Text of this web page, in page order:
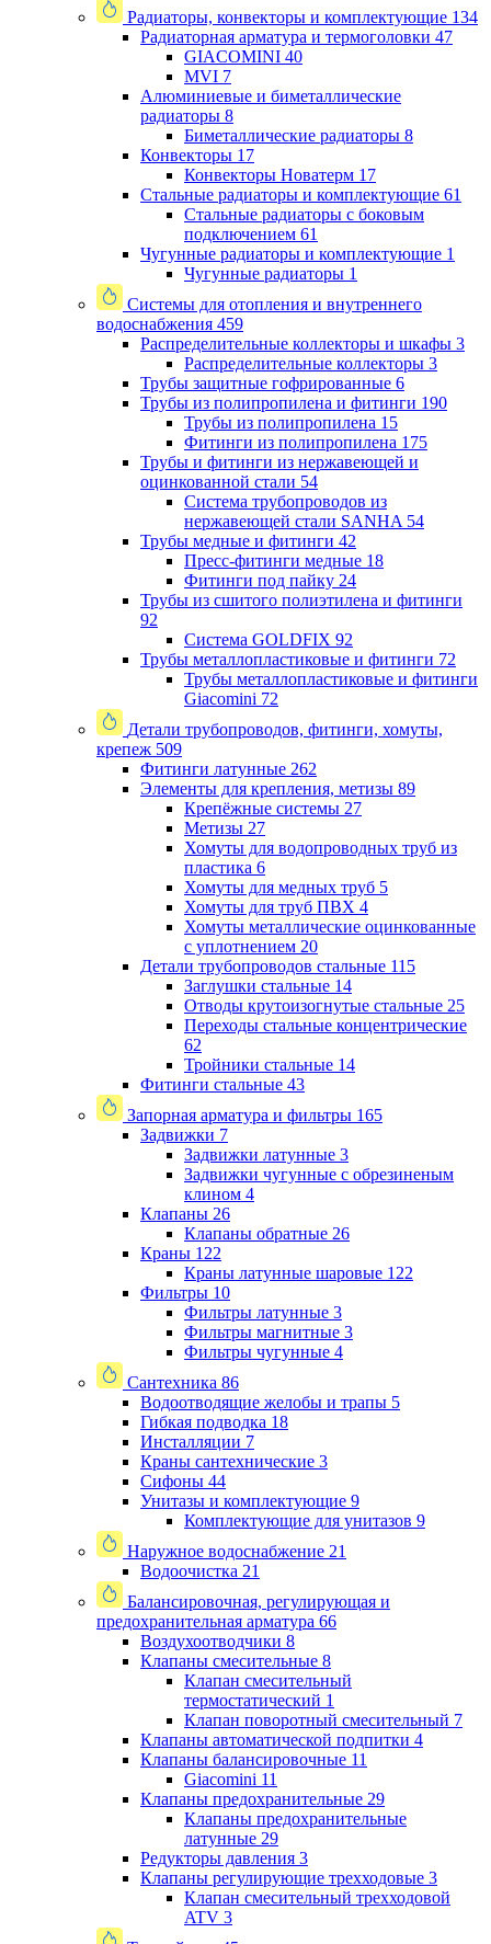
Радиаторы, конвекторы и комплектующие 134
Радиаторная арматура и термоголовки 47
GIACOMINI 40
MVI 7
Алюминиевые и биметаллические
радиаторы 8
Биметаллические радиаторы 8
Конвекторы 17
Конвекторы Новатерм 17
Стальные радиаторы и комплектующие 61
Стальные радиаторы с боковым
подключением 61
Чугунные радиаторы и комплектующие 1
Чугунные радиаторы 1
Системы для отопления и внутреннего
водоснабжения 459
Распределительные коллекторы и шкафы 3
Распределительные коллекторы 3
Трубы защитные гофрированные 6
Трубы из полипропилена и фитинги 190
Трубы из полипропилена 15
Фитинги из полипропилена 175
Трубы и фитинги из нержавеющей и
оцинкованной стали 54
Система трубопроводов из
нержавеющей стали SANHA 54
Трубы медные и фитинги 42
Пресс-фитинги медные 18
Фитинги под пайку 24
Трубы из сшитого полиэтилена и фитинги
92
Система GOLDFIX 92
Трубы металлопластиковые и фитинги 72
Трубы металлопластиковые и фитинги
Giacomini 72
Детали трубопроводов, фитинги, хомуты,
крепеж 509
Фитинги латунные 262
Элементы для крепления, метизы 89
Крепёжные системы 27
Метизы 27
Хомуты для водопроводных труб из
пластика 6
Хомуты для медных труб 5
Хомуты для труб ПВХ 4
Хомуты металлические оцинкованные
с уплотнением 20
Детали трубопроводов стальные 115
Заглушки стальные 14
Отводы крутоизогнутые стальные 25
Переходы стальные концентрические
62
Тройники стальные 14
Фитинги стальные 43
Запорная арматура и фильтры 165
Задвижки 7
Задвижки латунные 3
Задвижки чугунные с обрезиненым
клином 4
Клапаны 26
Клапаны обратные 26
Краны 122
Краны латунные шаровые 122
Фильтры 10
Фильтры латунные 3
Фильтры магнитные 3
Фильтры чугунные 4
Сантехника 86
Водоотводящие желобы и трапы 5
Гибкая подводка 18
Инсталляции 7
Краны сантехнические 3
Сифоны 44
Унитазы и комплектующие 9
Комплектующие для унитазов 9
Наружное водоснабжение 21
Водоочистка 21
Балансировочная, регулирующая и
предохранительная арматура 66
Воздухоотводчики 8
Клапаны cмесительные 8
Клапан cмесительный
термостатический 1
Клапан поворотный cмесительный 7
Клапаны автоматической подпитки 4
Клапаны балансировочные 11
Giacomini 11
Клапаны предохранительные 29
Клапаны предохранительные
латунные 29
Редукторы давления 3
Клапаны регулирующие трехходовые 3
Клапан смесительный трехходовой
ATV 3